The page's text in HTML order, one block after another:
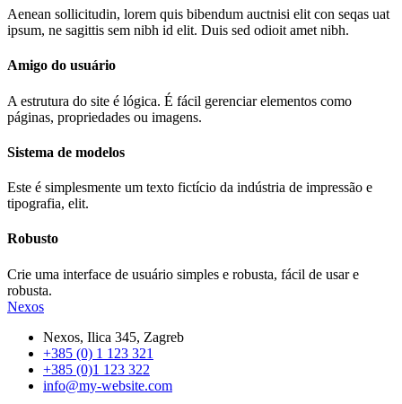
Aenean sollicitudin, lorem quis bibendum auctnisi elit con seqas uat
ipsum, ne sagittis sem nibh id elit. Duis sed odioit amet nibh.
Amigo do usuário
A estrutura do site é lógica. É fácil gerenciar elementos como
páginas, propriedades ou imagens.
Sistema de modelos
Este é simplesmente um texto fictício da indústria de impressão e
tipografia, elit.
Robusto
Crie uma interface de usuário simples e robusta, fácil de usar e
robusta.
Nexos
Nexos, Ilica 345, Zagreb
+385 (0) 1 123 321
+385 (0)1 123 322
info@my-website.com